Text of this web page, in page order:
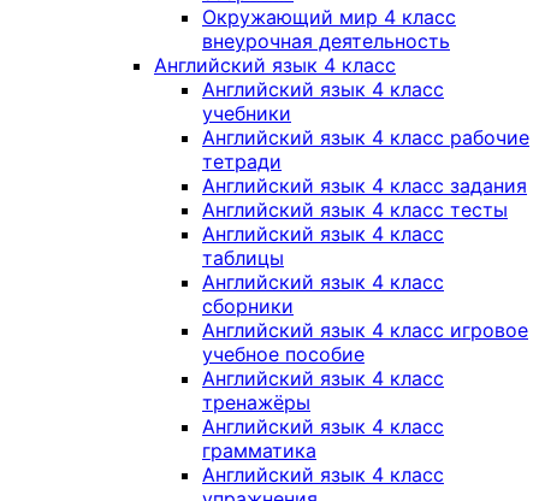
Окружающий мир 4 класс
внеурочная деятельность
Английский язык 4 класс
Английский язык 4 класс
учебники
Английский язык 4 класс рабочие
тетради
Английский язык 4 класс задания
Английский язык 4 класс тесты
Английский язык 4 класс
таблицы
Английский язык 4 класс
сборники
Английский язык 4 класс игровое
учебное пособие
Английский язык 4 класс
тренажёры
Английский язык 4 класс
грамматика
Английский язык 4 класс